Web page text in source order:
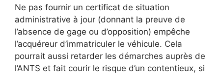
Ne pas fournir un certificat de situation
administrative à jour (donnant la preuve de
l’absence de gage ou d’opposition) empêche
l’acquéreur d’immatriculer le véhicule. Cela
pourrait aussi retarder les démarches auprès de
l’ANTS et fait courir le risque d’un contentieux, si